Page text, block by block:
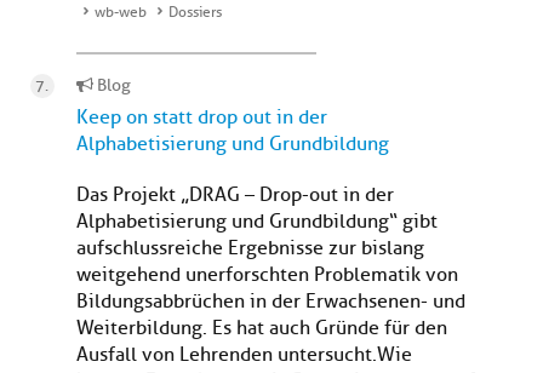
wb-web Dossiers
Blog
Keep on statt drop out in der
Alphabetisierung und Grundbildung
Das Projekt „DRAG – Drop-out in der
Alphabetisierung und Grundbildung“ gibt
aufschlussreiche Ergebnisse zur bislang
weitgehend unerforschten Problematik von
Bildungsabbrüchen in der Erwachsenen- und
Weiterbildung. Es hat auch Gründe für den
Ausfall von Lehrenden untersucht.Wie